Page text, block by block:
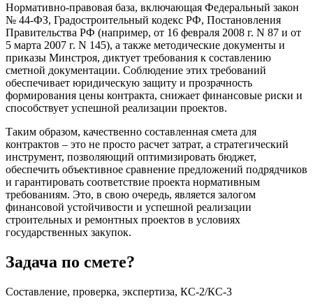
Нормативно-правовая база, включающая Федеральный закон
№ 44‑ФЗ, Градостроительный кодекс РФ, Постановления
Правительства РФ (например, от 16 февраля 2008 г. N 87 и от
5 марта 2007 г. N 145), а также методические документы и
приказы Минстроя, диктует требования к составлению
сметной документации. Соблюдение этих требований
обеспечивает юридическую защиту и прозрачность
формирования цены контракта, снижает финансовые риски и
способствует успешной реализации проектов.
Таким образом, качественно составленная смета для
контрактов – это не просто расчет затрат, а стратегический
инструмент, позволяющий оптимизировать бюджет,
обеспечить объективное сравнение предложений подрядчиков
и гарантировать соответствие проекта нормативным
требованиям. Это, в свою очередь, является залогом
финансовой устойчивости и успешной реализации
строительных и ремонтных проектов в условиях
государственных закупок.
Задача по смете?
Составление, проверка, экспертиза, КС-2/КС-3